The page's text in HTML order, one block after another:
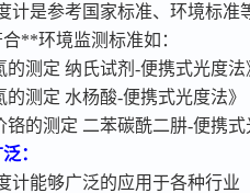
计是参考国家标准、环境标准
**环境监测标准如：
的测定 纳氏试剂-便携式光度法
的测定 水杨酸-便携式光度法》
铬的测定 二苯碳酰二肼-便携式
：
计能够广泛的应用于各种行业